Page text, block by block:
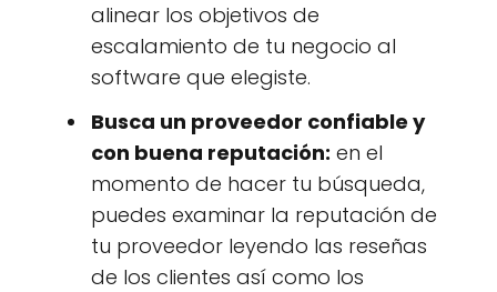
alinear los objetivos de
escalamiento de tu negocio al
software que elegiste.
Busca un proveedor confiable y
con buena reputación: en el
momento de hacer tu búsqueda,
puedes examinar la reputación de
tu proveedor leyendo las reseñas
de los clientes así como los